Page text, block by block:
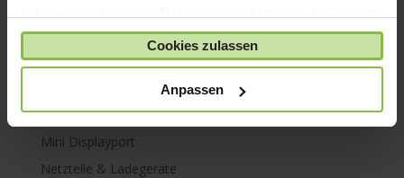
gesammelt haben.
Cookies zulassen
Anpassen
MacBook Neo
MacBook Pro 13"
MacBook Pro 16"
Mini Displayport
Netzteile & Ladegeräte